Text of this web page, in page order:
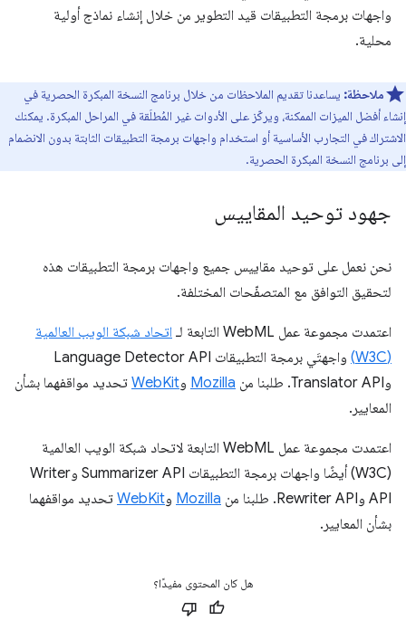
واجهات برمجة التطبيقات قيد التطوير من خلال إنشاء نماذج أولية
محلية.
ملاحظة: يساعدنا تقديم الملاحظات من خلال برنامج النسخة المبكرة الحصرية في
إنشاء أفضل الميزات الممكنة، ويركّز على الأدوات غير المُطلَقة في المراحل المبكرة. يمكنك
الاشتراك في التجارب الأساسية أو استخدام واجهات برمجة التطبيقات الثابتة بدون الانضمام
إلى برنامج النسخة المبكرة الحصرية.
جهود توحيد المقاييس
نحن نعمل على توحيد مقاييس جميع واجهات برمجة التطبيقات هذه
لتحقيق التوافق مع المتصفّحات المختلفة.
اعتمدت مجموعة عمل WebML التابعة لـ
اتحاد شبكة الويب العالمية
(W3C)
واجهتَي برمجة التطبيقات Language Detector API
وTranslator API. طلبنا من
Mozilla وWebKit تحديد مواقفهما بشأن
المعايير.
اعتمدت مجموعة عمل WebML التابعة لاتحاد شبكة الويب العالمية
(W3C) أيضًا واجهات برمجة التطبيقات Summarizer API وWriter
API وRewriter API. طلبنا من
Mozilla وWebKit تحديد مواقفهما
بشأن المعايير.
هل كان المحتوى مفيدًا؟